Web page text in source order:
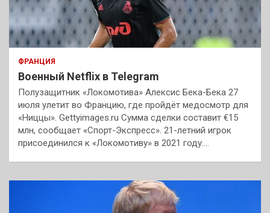
ФРАНЦИЯ
Военный Netflix в Telegram
Полузащитник «Локомотива» Алексис Бека-Бека 27
июля улетит во Францию, где пройдёт медосмотр для
«Ниццы». Gettyimages.ru Сумма сделки составит €15
млн, сообщает «Спорт-Экспресс». 21-летний игрок
присоединился к «Локомотиву» в 2021 году.…